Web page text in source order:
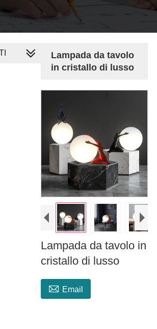
Lampada da tavolo
in cristallo di lusso
Lampada da tavolo in
cristallo di lusso
 Email